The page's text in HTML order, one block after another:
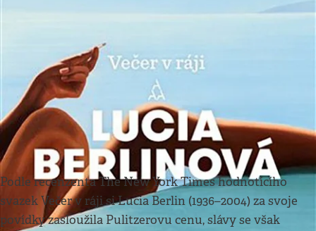
Knižní tipy
Redakce Respekt
Další dávka mistrovských povídek
Podle recenzenta The New York Times hodnotícího
svazek Večer v ráji si Lucia Berlin (1936–2004) za svoje
povídky zasloužila Pulitzerovu cenu, slávy se však